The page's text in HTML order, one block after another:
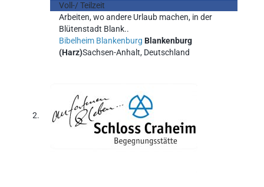
Voll-/ Teilzeit
Arbeiten, wo andere Urlaub machen, in der
Blütenstadt Blank..
Bibelheim Blankenburg Blankenburg
(Harz)Sachsen-Anhalt, Deutschland